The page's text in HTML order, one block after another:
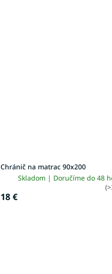
Chránič na matrac 90x200
Skladom | Doručíme do 48
18 €